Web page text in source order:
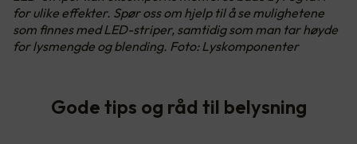
for ulike effekter. Spør oss om hjelp til å se mulighetene
som finnes med LED-striper, samtidig som man tar høyde
for lysmengde og blending. Foto: Lyskomponenter
Gode tips og råd til belysning